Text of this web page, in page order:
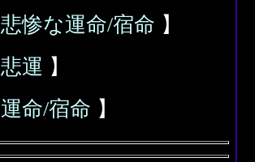
悲惨な運命/宿命 】
悲運 】
運命/宿命 】